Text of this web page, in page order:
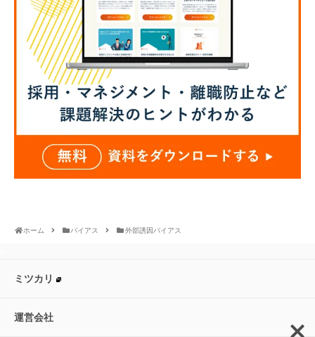
ホーム バイアス 外部誘因バイアス
ミツカリ
運営会社